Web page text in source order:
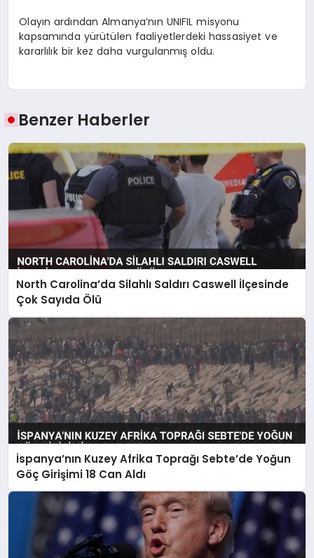
Olayın ardından Almanya’nın UNIFIL misyonu
kapsamında yürütülen faaliyetlerdeki hassasiyet ve
kararlılık bir kez daha vurgulanmış oldu.
Benzer Haberler
North Carolina’da Silahlı Saldırı Caswell İlçesinde
Çok Sayıda Ölü
İspanya’nın Kuzey Afrika Toprağı Sebte’de Yoğun
Göç Girişimi 18 Can Aldı